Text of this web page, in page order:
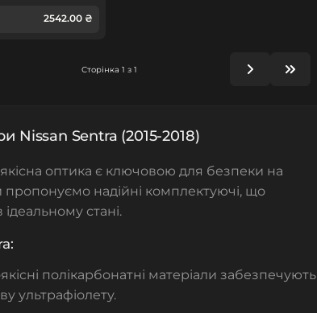
2542.00 ₴
Сторінка 1 з 1
Nissan Sentra (2015-2018)
якісна оптика є ключовою для безпеки на
пропонуємо надійні комплектуючі, що
стані.
полікарбонатні матеріали забезпечують
ультрафіолету.